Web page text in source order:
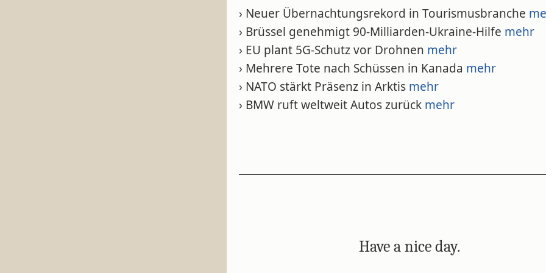
› Neuer Übernachtungsrekord in Tourismusbranche
› Brüssel genehmigt 90-Milliarden-Ukraine-Hilfe mehr
› EU plant 5G-Schutz vor Drohnen mehr
› Mehrere Tote nach Schüssen in Kanada mehr
› NATO stärkt Präsenz in Arktis mehr
› BMW ruft weltweit Autos zurück mehr
Have a nice day.